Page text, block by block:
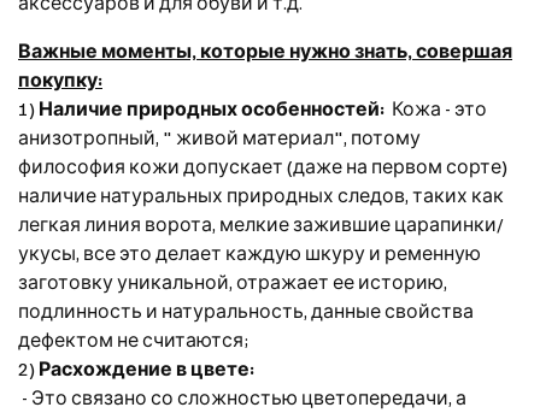
Важные моменты, которые нужно знать, совершая
покупку:
1) Наличие природных особенностей: Кожа - это
анизотропный, " живой материал", потому
философия кожи допускает (даже на первом сорте)
наличие натуральных природных следов, таких как
легкая линия ворота, мелкие зажившие царапинки/
укусы, все это делает каждую шкуру и ременную
заготовку уникальной, отражает ее историю,
подлинность и натуральность, данные свойства
дефектом не считаются;
2) Расхождение в цвете:
- Это связано со сложностью цветопередачи, а